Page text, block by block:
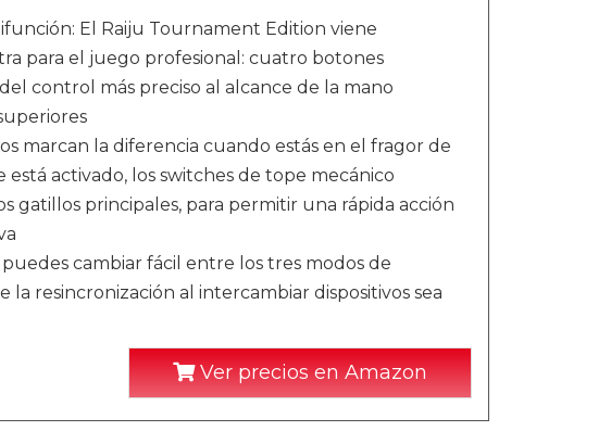
El Raiju Tournament Edition viene
para el juego profesional: cuatro botones
control más preciso al alcance de la mano
marcan la diferencia cuando estás en el fragor de
activado, los switches de tope mecánico
gatillos principales, para permitir una rápida acción
cambiar fácil entre los tres modos de
la resincronización al intercambiar dispositivos sea
Ver precios en Amazon